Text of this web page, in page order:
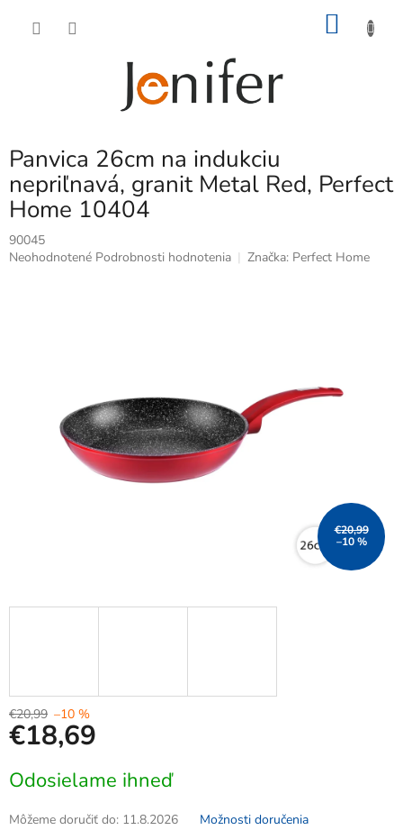
Panvica 26cm na indukciu
nepriľnavá, granit Metal Red, Perfect
Home 10404
90045
Priemerné
Neohodnotené Podrobnosti hodnotenia Značka: Perfect Home
€20,99
–10 %
€20,99 –10 %
€18,69
cena:
Odosielame ihneď
Môžeme doručiť do: 11.8.2026 Možnosti doručenia